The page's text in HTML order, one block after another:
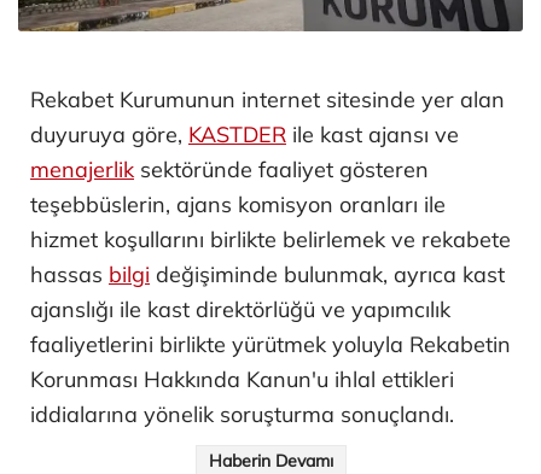
Rekabet Kurumunun internet sitesinde yer alan
duyuruya göre, KASTDER ile kast ajansı ve
menajerlik sektöründe faaliyet gösteren
teşebbüslerin, ajans komisyon oranları ile
hizmet koşullarını birlikte belirlemek ve rekabete
hassas bilgi değişiminde bulunmak, ayrıca kast
ajanslığı ile kast direktörlüğü ve yapımcılık
faaliyetlerini birlikte yürütmek yoluyla Rekabetin
Korunması Hakkında Kanun'u ihlal ettikleri
iddialarına yönelik soruşturma sonuçlandı.
Haberin Devamı